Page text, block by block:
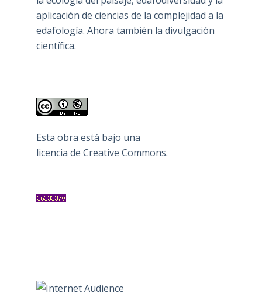
aplicación de ciencias de la complejidad a la
edafología. Ahora también la divulgación
científica.
Esta obra está bajo una
licencia de Creative Commons.